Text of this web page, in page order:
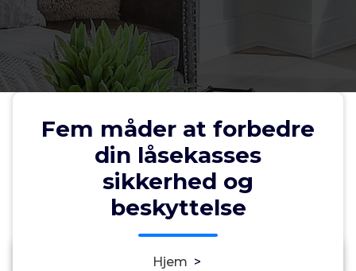
Fem måder at forbedre
din låsekasses
sikkerhed og
beskyttelse
Hjem >